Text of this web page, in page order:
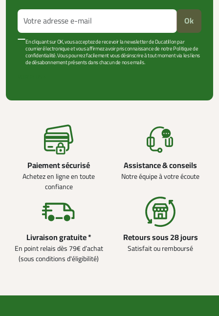
Ok
En cliquant sur OK, vous acceptez de recevoir la newsletter de Ducatillon par
courrier électronique et vous affirmez avoir pris connaissance de notre Politique de
confidentialité. Vous pourrez facilement vous désinscrire à tout moment via les liens
de désabonnement présents dans chacun de nos emails.
Paiement sécurisé
Achetez en ligne en toute
confiance
Assistance & conseils
Notre équipe à votre écoute
Livraison gratuite *
En point relais dès 79€ d’achat
(sous conditions d'éligibilité)
Retours sous 28 jours
Satisfait ou remboursé